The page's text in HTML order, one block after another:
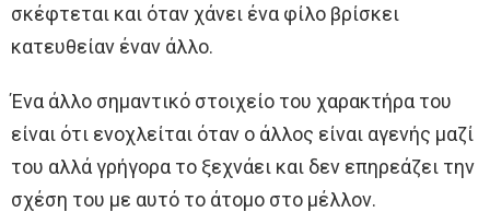
σκέφτεται και όταν χάνει ένα φίλο βρίσκει
κατευθείαν έναν άλλο.
Ένα άλλο σημαντικό στοιχείο του χαρακτήρα του
είναι ότι ενοχλείται όταν ο άλλος είναι αγενής μαζί
του αλλά γρήγορα το ξεχνάει και δεν επηρεάζει την
σχέση του με αυτό το άτομο στο μέλλον.